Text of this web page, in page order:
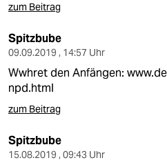
zum Beitrag
Spitzbube
09.09.2019 , 14:57 Uhr
Wwhret den Anfängen:
npd.html
zum Beitrag
Spitzbube
15.08.2019 , 09:43 Uhr